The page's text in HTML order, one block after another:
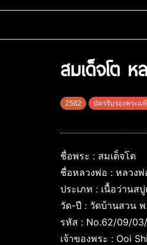
สมเด็จโต
2562 บัตรรับรองพระแ
ชื่อพระ : สมเด็จโต
ชื่อหลวงพ่อ : หลวงพ่
ประเภท : เนื้อว่านสบู่
วัด-ปี : วัดบ้านสวน พ
รหัส : No.62/09/
เจ้าของพระ : Ooi